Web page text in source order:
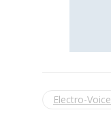
Electro-Voice